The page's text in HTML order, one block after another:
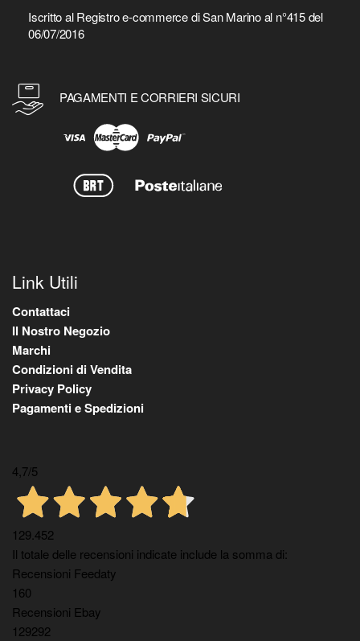
Iscritto al Registro e-commerce di San Marino al n°415 del
06/07/2016
PAGAMENTI E CORRIERI SICURI
Link Utili
Contattaci
Il Nostro Negozio
Marchi
Condizioni di Vendita
Privacy Policy
Pagamenti e Spedizioni
4,7/5
129.452
Il totale delle recensioni indicate include la somma di:
Recensioni Feedaty
160
Recensioni Ebay
129292